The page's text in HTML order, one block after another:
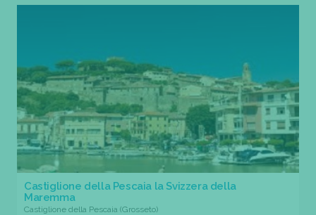
Castiglione della Pescaia la Svizzera della
Maremma
Castiglione della Pescaia (Grosseto)